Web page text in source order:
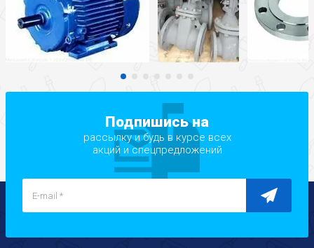
Подпишись на
рассылку и будь в курсе всех
акций и спецпредложений